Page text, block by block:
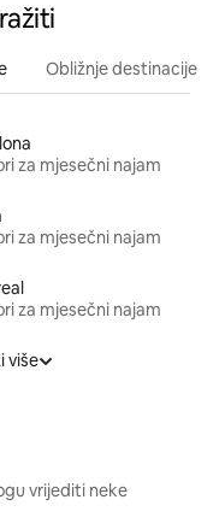
Obližnje destinacije
za mjesečni najam
za mjesečni najam
za mjesečni najam
više
vrijediti neke